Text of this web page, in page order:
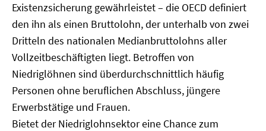
Existenzsicherung gewährleistet – die OECD definiert
den ihn als einen Bruttolohn, der unterhalb von zwei
Dritteln des nationalen Medianbruttolohns aller
Vollzeitbeschäftigten liegt. Betroffen von
Niedriglöhnen sind überdurchschnittlich häufig
Personen ohne beruflichen Abschluss, jüngere
Erwerbstätige und Frauen.
Bietet der Niedriglohnsektor eine Chance zum